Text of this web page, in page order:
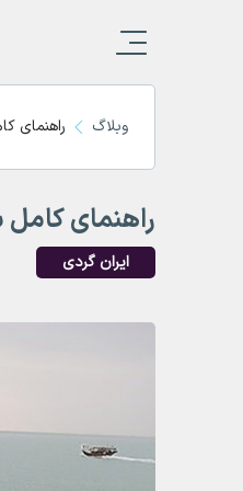
وبلاگ راهنمای
راهنمای
ایران گردی